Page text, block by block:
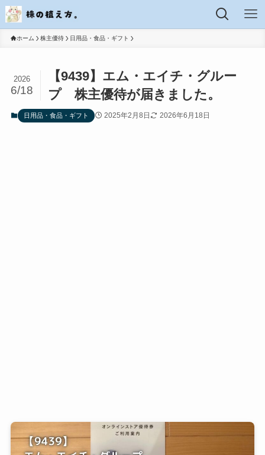
ホーム 株主優待 日用品・食品・ギフト
【9439】エム・エイチ・グルー
プ 株主優待が届きました。
2026
6/18
日用品・食品・ギフト 2025年2月8日 2026年6月18日